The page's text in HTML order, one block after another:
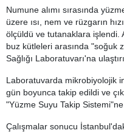
Numune alımı sırasında
üzere ısı, nem ve rüzgarın
ölçüldü ve tutanaklara işlendi.
buz kütleleri arasında "soğuk
Sağlığı Laboratuvarı'na
Laboratuvarda mikrobiyolojik
gün boyunca takip edildi ve
"Yüzme Suyu Takip
Çalışmalar sonucu